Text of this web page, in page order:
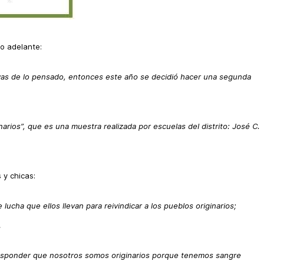
adelante:
de lo pensado, entonces este año se decidió hacer una segunda
que es una muestra realizada por escuelas del distrito: José C.
y chicas:
que ellos llevan para reivindicar a los pueblos originarios;
que nosotros somos originarios porque tenemos sangre